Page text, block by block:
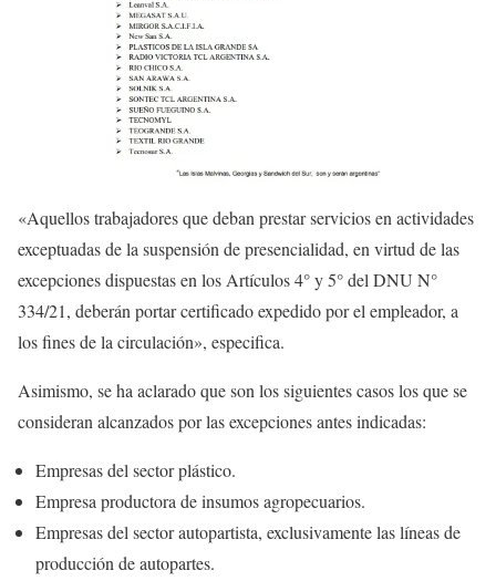
«Aquellos trabajadores que deban prestar servicios en actividades
exceptuadas de la suspensión de presencialidad, en virtud de las
excepciones dispuestas en los Artículos 4° y 5° del DNU N°
334/21, deberán portar certificado expedido por el empleador, a
los fines de la circulación», especifica.
Asimismo, se ha aclarado que son los siguientes casos los que se
consideran alcanzados por las excepciones antes indicadas:
Empresas del sector plástico.
Empresa productora de insumos agropecuarios.
Empresas del sector autopartista, exclusivamente las líneas de
producción de autopartes.